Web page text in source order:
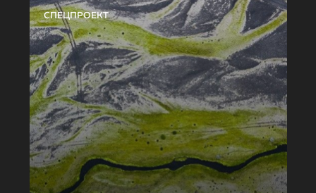
СПЕЦПРОЕКТ